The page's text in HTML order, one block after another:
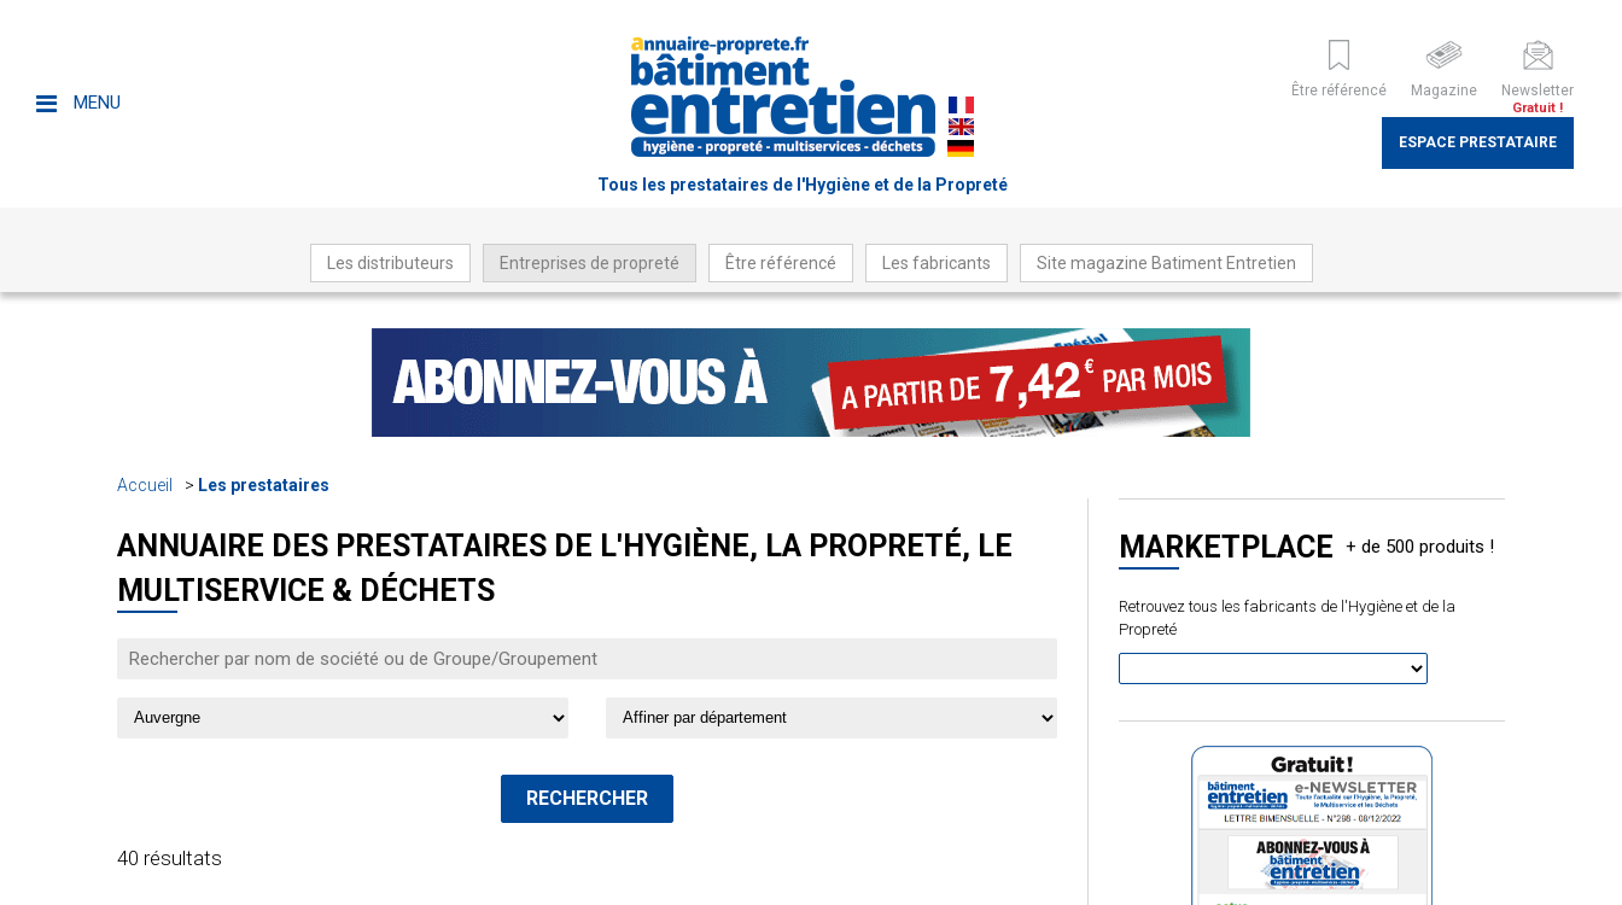
MENU
Tous les prestataires de l'Hygiène et de la Propreté
Être référencé Magazine Newsletter
Gratuit !
ESPACE PRESTATAIRE
Les distributeurs Entreprises de propreté Être référencé Les fabricants Site magazine Batiment Entretien
Accueil Les prestataires
ANNUAIRE DES PRESTATAIRES DE L'HYGIÈNE, LA PROPRETÉ, LE
MULTISERVICE & DÉCHETS
40 résultats
MARKETPLACE
Retrouvez tous les fabricants de l'Hygiène et de la
Propreté